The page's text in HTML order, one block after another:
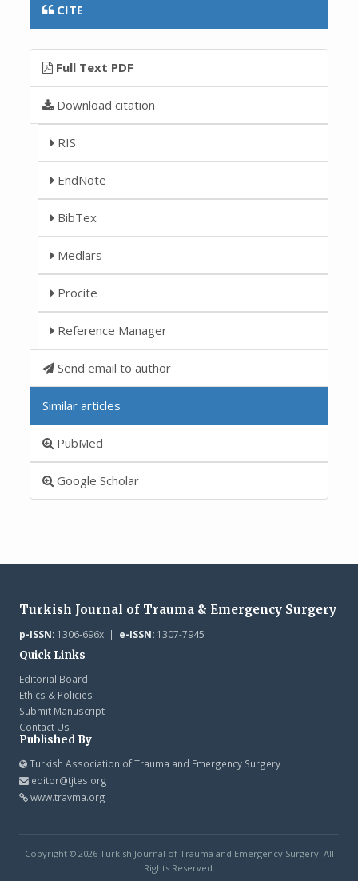
CITE
Full Text PDF
Download citation
RIS
EndNote
BibTex
Medlars
Procite
Reference Manager
Send email to author
Similar articles
PubMed
Google Scholar
Turkish Journal of Trauma & Emergency Surgery
p-ISSN:1306-696x | e-ISSN:1307-7945
Quick Links
Editorial Board
Ethics & Policies
Submit Manuscript
Contact Us
Published By
Turkish Association of Trauma and Emergency Surgery
editor@tjtes.org
www.travma.org
Copyright © 2026 Turkish Journal of Trauma and Emergency Surgery. All
Rights Reserved.